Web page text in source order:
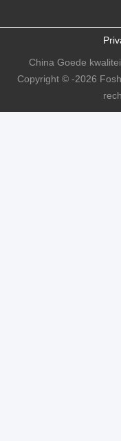
China Goede
Copyright © -2026